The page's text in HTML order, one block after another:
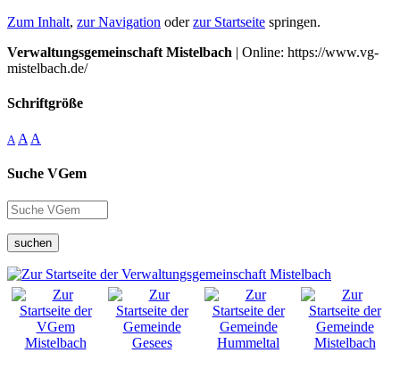
Zum Inhalt, zur Navigation oderzur Startseite springen.
Verwaltungsgemeinschaft Mistelbach | Online: https://www.vg-
mistelbach.de/
Schriftgröße
A A A
Suche VGem
suchen